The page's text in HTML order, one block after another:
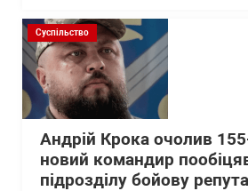
Суспільство
Андрій Крока очолив
новий командир
підрозділу бойову